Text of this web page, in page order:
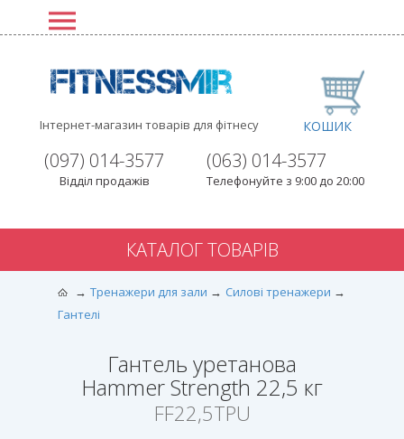
Інтернет-магазин товарів для фітнесу
(063) 014-3577
Телефонуйте з 9:00 до 20:00
(097) 014-3577
Відділ продажів
КОШИК
КАТАЛОГ ТОВАРІВ
Тренажери для зали
Силові тренажери
Гантелі
Гантель уретанова
Hammer Strength 22,5 кг
FF22,5TPU